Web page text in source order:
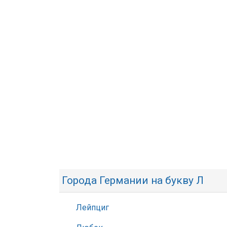
Города Германии на букву Л
Лейпциг